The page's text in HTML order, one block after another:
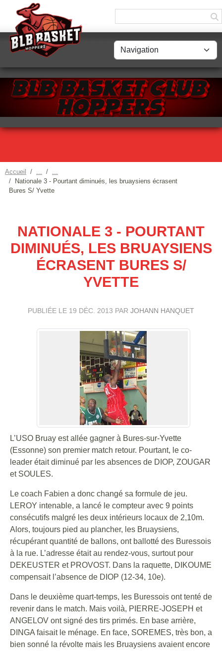
Accueil
Nationale 3 - Pourtant diminués, les bruaysiens écrasent
Bures S/ Yvette
NATIONALE 3 - POURTANT
DIMINUÉS, LES BRUAYSIENS
ÉCRASENT BURES S/
YVETTE
PUBLIÉE LE 19 DÉC. 2013 PAR JOHANN HANQUET
L’USO Bruay est allée gagner à Bures-sur-Yvette
(Essonne) son premier match retour. Pourtant, le co-
leader était diminué par les absences de DIOP, ZOUGAR
et SOULES.
Le coach Fabien a donc changé sa formule de jeu.
LEROY intenable, a lancé le compteur avec 9 points
consécutifs malgré les deux intérieurs locaux de 2,10m.
Alors, toujours pied au plancher, les Bruaysiens,
récupérant quantité de ballons, ont ballotté des Buressois
à la rue. L’adresse était au rendez-vous, surtout pour
DEKEUSTER et PROVOST. Dans la raquette, DIKOUME
compensait l’absence de DIOP (12-34, 10e).
Dans le deuxième quart-temps, les Buressois ont tenté de
revenir dans le match. Mais voilà, PIERRE-JOSEPH et
ANGELOV ont signé des tirs primés. En base arrière,
DINGA faisait le ménage. En face, SOREMES, très bon, a
bien sonné la révolte mais les Bruaysiens avaient encore
Panneau de gestion des cookies